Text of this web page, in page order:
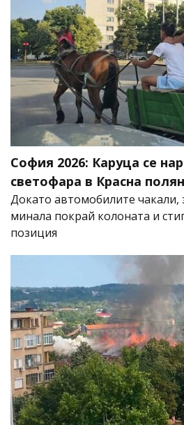
София 2026: Каруца се
светофара в Красна
Докато автомобилите чакали,
минала покрай колоната и
позиция